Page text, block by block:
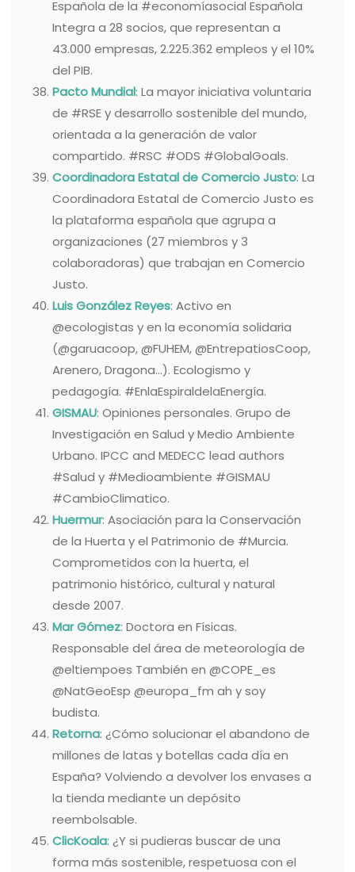
Española de la #economíasocial Española
Integra a 28 socios, que representan a
43.000 empresas, 2.225.362 empleos y el 10%
del PIB.
Pacto Mundial: La mayor iniciativa voluntaria
de #RSE y desarrollo sostenible del mundo,
orientada a la generación de valor
compartido. #RSC #ODS #GlobalGoals.
Coordinadora Estatal de Comercio Justo: La
Coordinadora Estatal de Comercio Justo es
la plataforma española que agrupa a
organizaciones (27 miembros y 3
colaboradoras) que trabajan en Comercio
Justo.
Luis González Reyes: Activo en
@ecologistas y en la economía solidaria
(@garuacoop, @FUHEM, @EntrepatiosCoop,
Arenero, Dragona…). Ecologismo y
pedagogía. #EnlaEspiraldelaEnergía.
GISMAU: Opiniones personales. Grupo de
Investigación en Salud y Medio Ambiente
Urbano. IPCC and MEDECC lead authors
#Salud y #Medioambiente #GISMAU
#CambioClimatico.
Huermur: Asociación para la Conservación
de la Huerta y el Patrimonio de #Murcia.
Comprometidos con la huerta, el
patrimonio histórico, cultural y natural
desde 2007.
Mar Gómez: Doctora en Físicas.
Responsable del área de meteorología de
@eltiempoes También en @COPE_es
@NatGeoEsp @europa_fm ah y soy
budista.
Retorna: ¿Cómo solucionar el abandono de
millones de latas y botellas cada día en
España? Volviendo a devolver los envases a
la tienda mediante un depósito
reembolsable.
ClicKoala: ¿Y si pudieras buscar de una
forma más sostenible, respetuosa con el